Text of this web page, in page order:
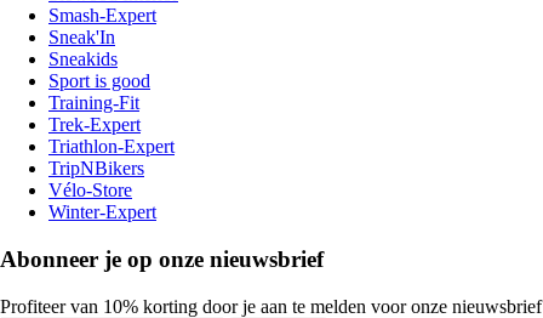
Smash-Expert
Sneak'In
Sneakids
Sport is good
Training-Fit
Trek-Expert
Triathlon-Expert
TripNBikers
Vélo-Store
Winter-Expert
Abonneer je op onze nieuwsbrief
Profiteer van 10% korting door je aan te melden voor onze nieuwsbrief